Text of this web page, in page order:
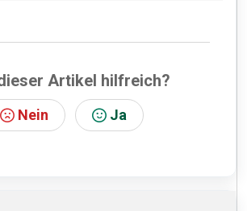
Artikel hilfreich?
Nein Ja